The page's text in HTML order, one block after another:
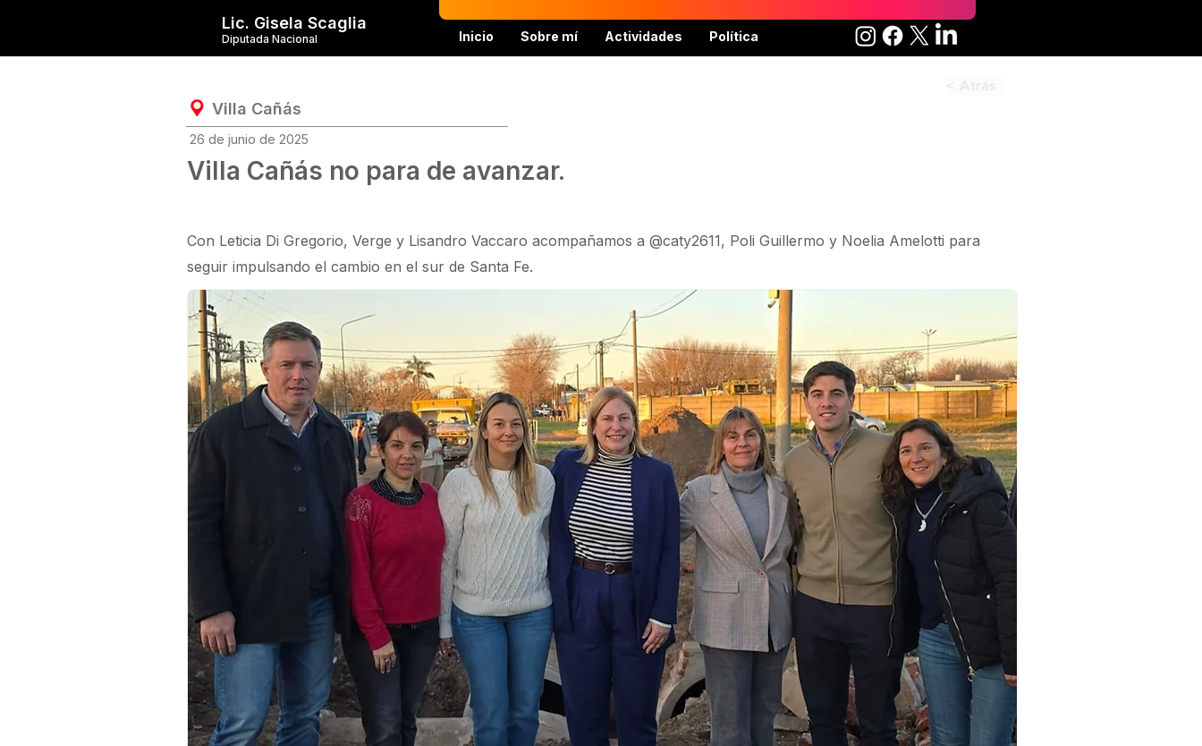
Diputada Nacional
Lic. Gisela Scaglia
Inicio Sobre mí Actividades Política
Villa Cañás
26 de junio de 2025
Villa Cañás no para de avanzar.
Con Leticia Di Gregorio, Verge y Lisandro Vaccaro acompañamos a @caty2611, Poli Guillermo y Noelia Amelotti para
seguir impulsando el cambio en el sur de Santa Fe.